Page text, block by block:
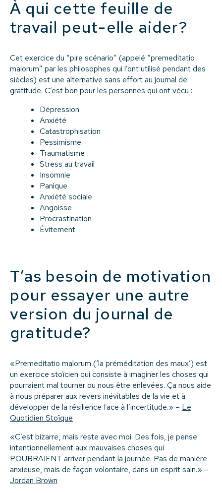
À qui cette feuille de
travail peut-elle aider?
Cet exercice du “pire scénario” (appelé “premeditatio
malorum” par les philosophes qui l’ont utilisé pendant des
siècles) est une alternative sans effort au journal de
gratitude. C’est bon pour les personnes qui ont vécu :
Dépression
Anxiété
Catastrophisation
Pessimisme
Traumatisme
Stress au travail
Insomnie
Panique
Anxiété sociale
Angoisse
Procrastination
Évitement
T’as besoin de motivation
pour essayer une autre
version du journal de
gratitude?
«Premeditatio malorum (‘la préméditation des maux’) est
un exercice stoïcien qui consiste à imaginer les choses qui
pourraient mal tourner ou nous être enlevées. Ça nous aide
à nous préparer aux revers inévitables de la vie et à
développer de la résilience face à l’incertitude.» – Le
Quotidien Stoïque
«C’est bizarre, mais reste avec moi. Des fois, je pense
intentionnellement aux mauvaises choses qui
POURRAIENT arriver pendant la journée. Pas de manière
anxieuse, mais de façon volontaire, dans un esprit sain.» –
Jordan Brown